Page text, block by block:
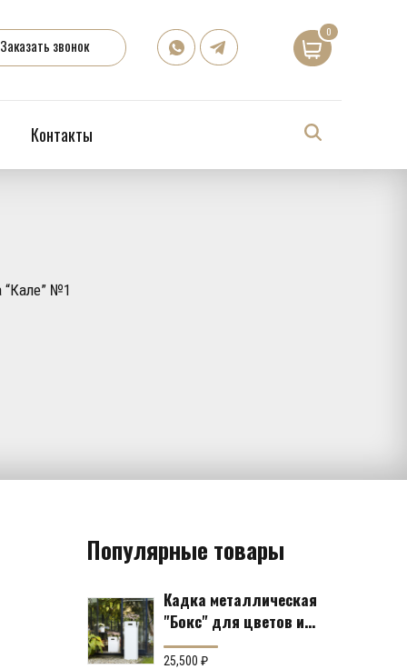
Заказать звонок
0
Контакты
“Кале” №1
Популярные товары
Кадка металлическая
"Бокс" для цветов и
кустов (6 вариантов)
25,500 ₽